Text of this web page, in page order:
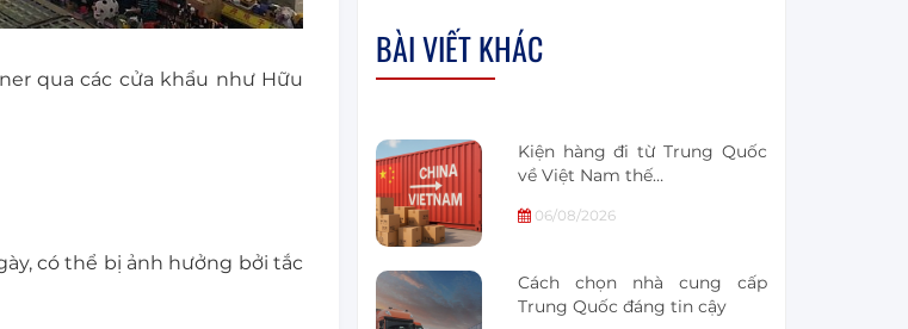
qua các cửa khẩu như Hữu
có thể bị ảnh hưởng bởi tắc
BÀI VIẾT KHÁC
Kiện hàng đi từ Trung Quốc
về Việt Nam thế…
06/08/2026
Cách chọn nhà cung cấp
Trung Quốc đáng tin cậy